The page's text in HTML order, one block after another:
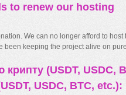
to renew our hosting
We can no longer afford to
been keeping the project alive on
(USDT, USDC,
USDC, BTC, etc.):